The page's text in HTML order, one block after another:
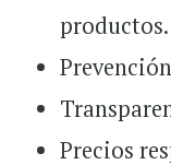
productos.
Precios